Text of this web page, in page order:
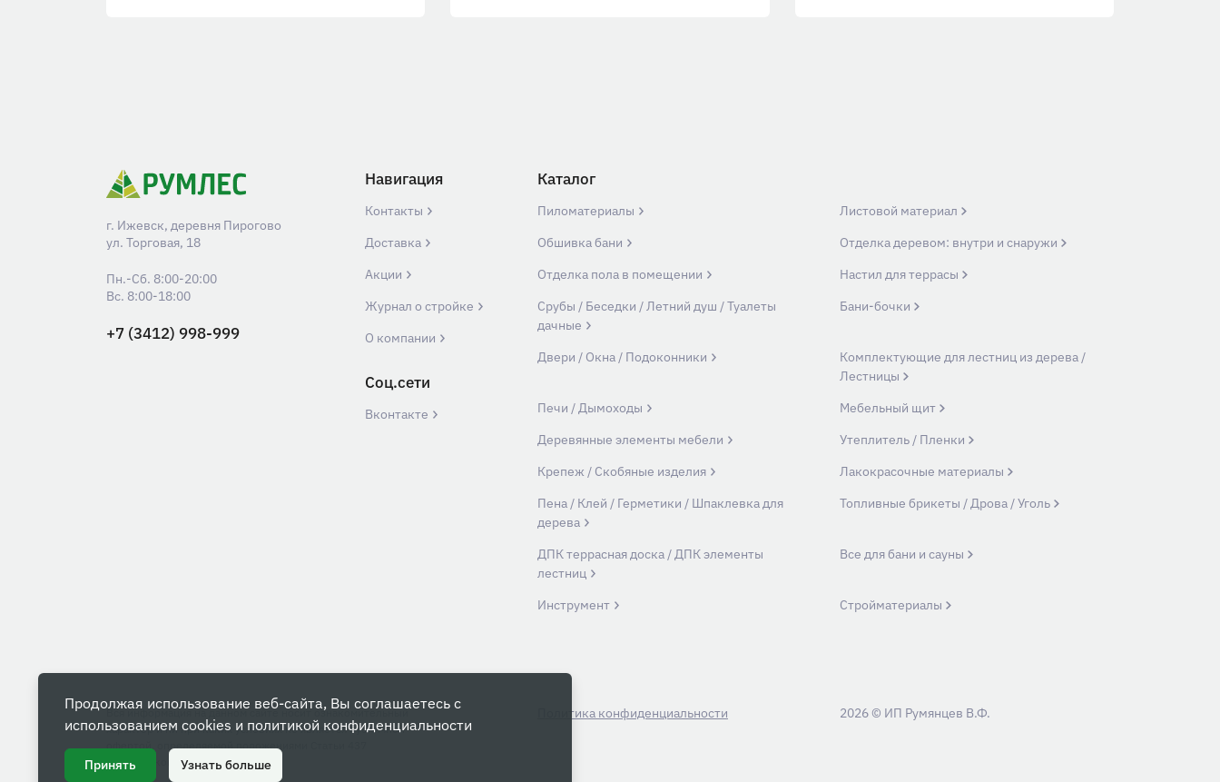
г. Ижевск, деревня Пирогово
ул. Торговая, 18
+7 (3412) 998-999
Пн.-Сб. 8:00-20:00
Вс. 8:00-18:00
Навигация
Контакты
Доставка
Акции
Журнал о стройке
О компании
Соц.сети
Вконтакте
Каталог
Пиломатериалы
Листовой материал
Обшивка бани
Отделка деревом: внутри и снаружи
Отделка пола в помещении
Настил для террасы
Срубы / Беседки / Летний душ / Туалеты
дачные
Бани-бочки
Двери / Окна / Подоконники
Комплектующие для лестниц из дерева /
Лестницы
Печи / Дымоходы
Мебельный щит
Деревянные элементы мебели
Утеплитель / Пленки
Крепеж / Скобяные изделия
Лакокрасочные материалы
Пена / Клей / Герметики / Шпаклевка для
дерева
Топливные брикеты / Дрова / Уголь
ДПК террасная доска / ДПК элементы
лестниц
Все для бани и сауны
Инструмент Стройматериалы
Вся информация на данном сайте носит ознакомительный
характер и ни при каких условиях не является публичной
офертой, определяемой положениями Статьи 437
Гражданского кодекса РФ.
Политика конфиденциальности 2026 © ИП Румянцев В.Ф.
Продолжая использование веб-сайта, Вы соглашаетесь с
использованием cookies и политикой конфиденциальности
Принять Узнать больше